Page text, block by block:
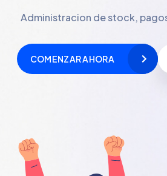
Administracion de stock,
COMENZAR AHORA